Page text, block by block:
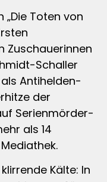
Toten von
Zuschauerinnen
Schaller
Antihelden-
der
Serienmörder-
als 14
Kälte: In